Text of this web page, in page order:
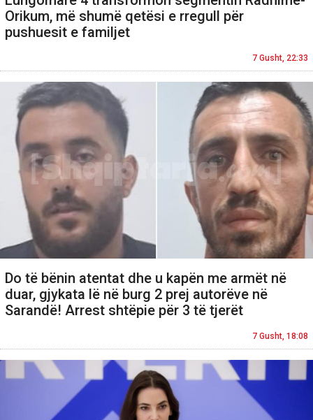
Orikum, më shumë qetësi e rregull për
pushuesit e familjet
7 Gusht, 22:33
Do të bënin atentat dhe u kapën me armët në
duar, gjykata lë në burg 2 prej autorëve në
Sarandë! Arrest shtëpie për 3 të tjerët
7 Gusht, 18:08